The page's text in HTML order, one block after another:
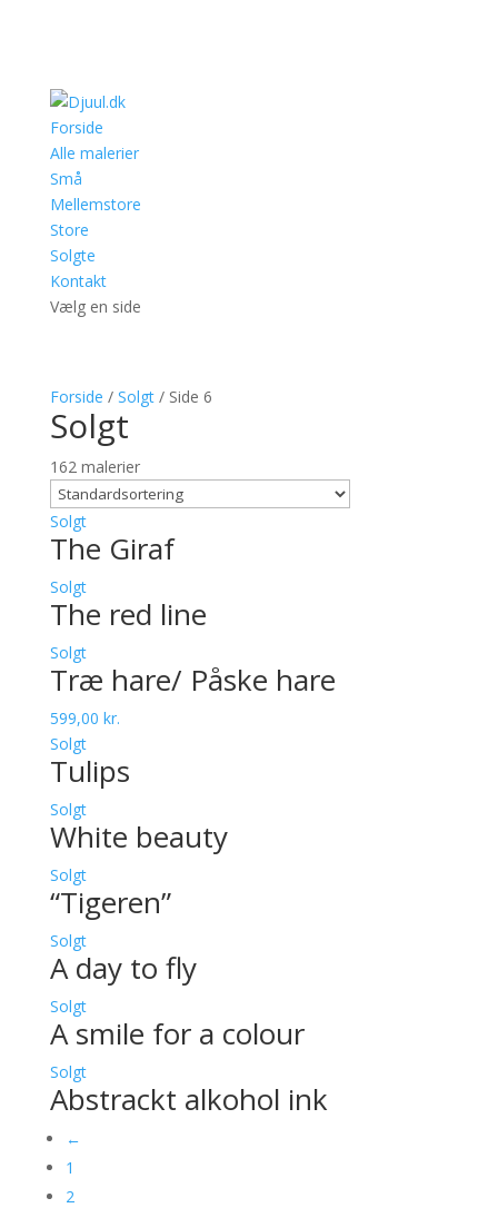
Forside
Alle malerier
Små
Mellemstore
Store
Solgte
Kontakt
Vælg en side
Forside / Solgt/ Side 6
Solgt
162 malerier
Solgt
The Giraf
Solgt
The red line
Solgt
Træ hare/ Påske hare
599,00 kr.
Solgt
Tulips
Solgt
White beauty
Solgt
“Tigeren”
Solgt
A day to fly
Solgt
A smile for a colour
Solgt
Abstrackt alkohol ink
←
1
2